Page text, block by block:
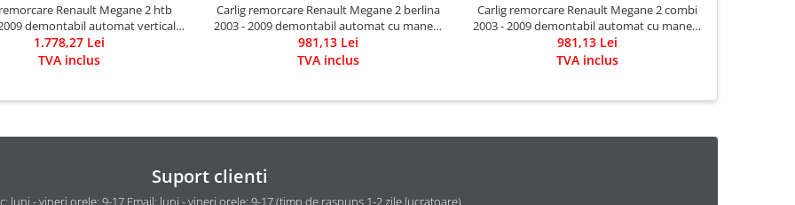
Renault Megane 2 htb
demontabil automat vertical
marca Autohak
1.778,27 Lei
TVA inclus
Carlig remorcare Renault Megane 2 berlina
2003 - 2009 demontabil automat cu maneta
marca Autohak
981,13 Lei
TVA inclus
Carlig remorcare Renault Megane 2 combi
2003 - 2009 demontabil automat cu maneta
marca Autohak
981,13 Lei
TVA inclus
Suport clienti
luni - vineri orele: 9-17 Email: luni - vineri orele: 9-17 (timp de raspuns 1-2 zile lucratoare)